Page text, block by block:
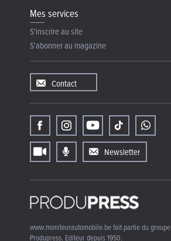
Mes services
S'inscrire au site
S'abonner au magazine
Contact
Newsletter
www.moniteurautomobile.be fait partie du groupe
Produpress. Editeur depuis 1950.